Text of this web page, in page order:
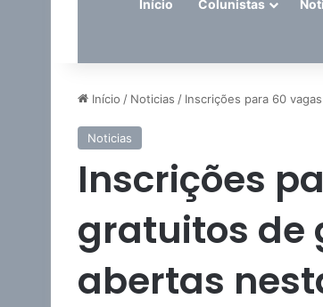
Início Colunistas
Início / Noticias / Inscrições para 60
Noticias
Inscrições
gratuitos de
abertas